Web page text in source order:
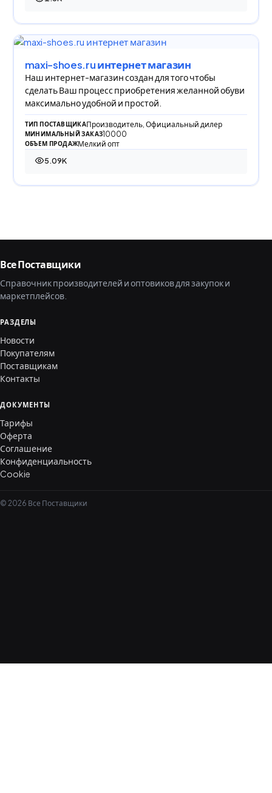
1 497 просмотров
maxi-shoes.ru интернет магазин
​Наш интернет-магазин создан для того чтобы
сделать Ваш процесс приобретения желанной обуви
максимально удобной и простой.
ТИП ПОСТАВЩИКАПроизводитель, Официальный дилер
МИНИМАЛЬНЫЙ ЗАКАЗ10000
ОБЪЕМ ПРОДАЖМелкий опт
5.09K
5 086 просмотров
Все Поставщики
Справочник производителей и оптовиков для закупок и
маркетплейсов.
РАЗДЕЛЫ
Новости
Покупателям
Поставщикам
Контакты
ДОКУМЕНТЫ
Тарифы
Оферта
Соглашение
Конфиденциальность
Cookie
© 2026 Все Поставщики